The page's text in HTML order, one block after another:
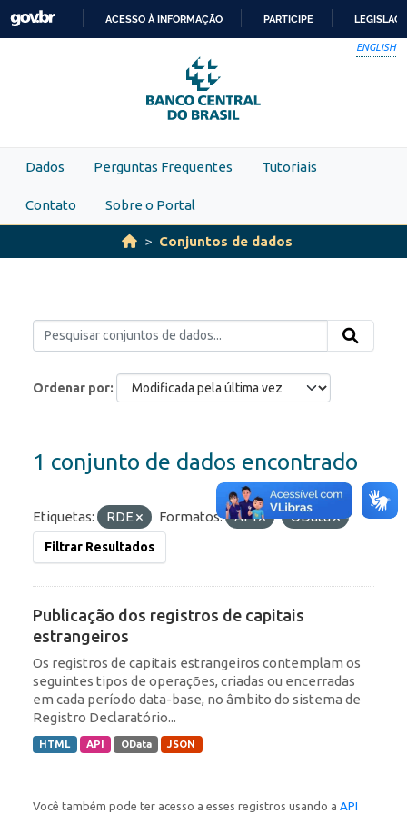
Skip to main content
PARA
O
CONTEÚDO
ACESSO À INFORMAÇÃO PARTICIPE
ENGLISH
Dados Perguntas Frequentes Tutoriais
Contato Sobre o Portal
Conjuntos de dados
Ordenar por
1 conjunto de dados encontrado
Etiquetas: RDE Formatos: API OData
Filtrar Resultados
Publicação dos registros de capitais
estrangeiros
Os registros de capitais estrangeiros contemplam os
seguintes tipos de operações, criadas ou encerradas
em cada período data-base, no âmbito do sistema de
Registro Declaratório...
HTML API OData JSON
Você também pode ter acesso a esses registros usando a API